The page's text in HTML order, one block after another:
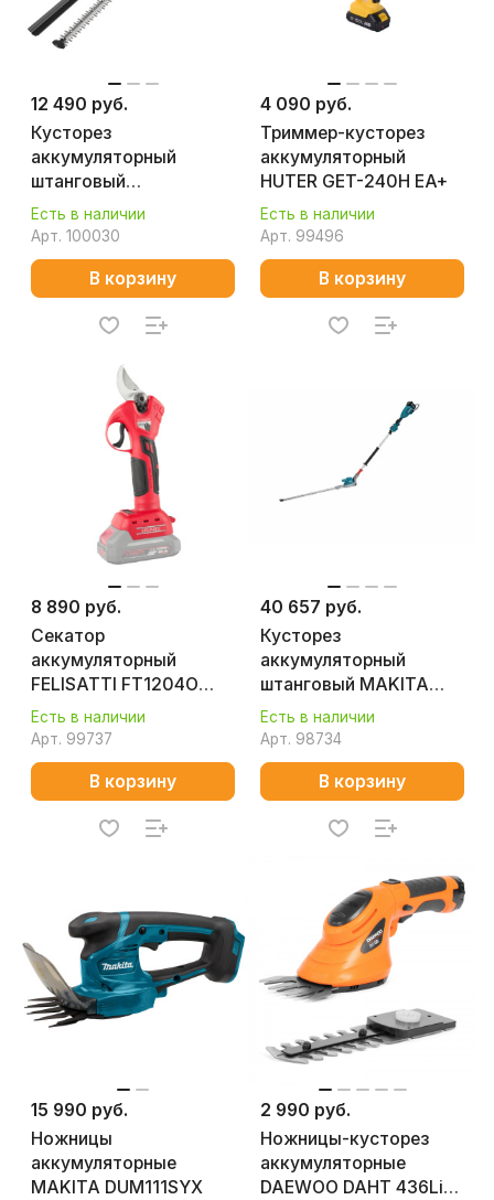
12 490 руб.
Кусторез
аккумуляторный
штанговый
GREENWORKS
G24PH511 (без АКБ и
ЗУ) 2301907
Есть в наличии
Арт. 100030
В корзину
4 090 руб.
Триммер-кусторез
аккумуляторный
HUTER GET-240H EA+
Есть в наличии
Арт. 99496
В корзину
8 890 руб.
Секатор
аккумуляторный
FELISATTI FT1204О
(картон, без аккум.)
Есть в наличии
Арт. 99737
В корзину
40 657 руб.
Кусторез
аккумуляторный
штанговый MAKITA
XGT UN001GZ (без АКБ
и ЗУ)
Есть в наличии
Арт. 98734
В корзину
15 990 руб.
Ножницы
аккумуляторные
MAKITA DUM111SYX
2 990 руб.
Ножницы-кусторез
аккумуляторные
DAEWOO DAHT 436Li